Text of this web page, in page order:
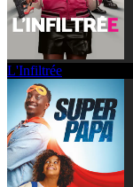
L'Infiltrée